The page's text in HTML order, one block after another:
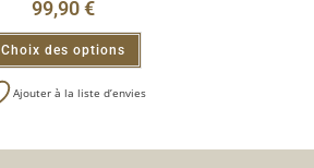
99,90€
Choix des options
Ajouter à la liste d’envies